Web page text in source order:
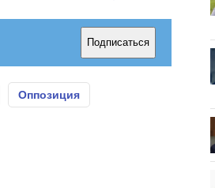
Подписаться
Оппозиция